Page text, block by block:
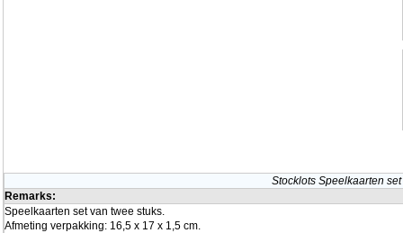
Stocklots Speelkaarten
Remarks:
Speelkaarten set van twee stuks.
Afmeting verpakking: 16,5 x 17 x 1,5 cm.